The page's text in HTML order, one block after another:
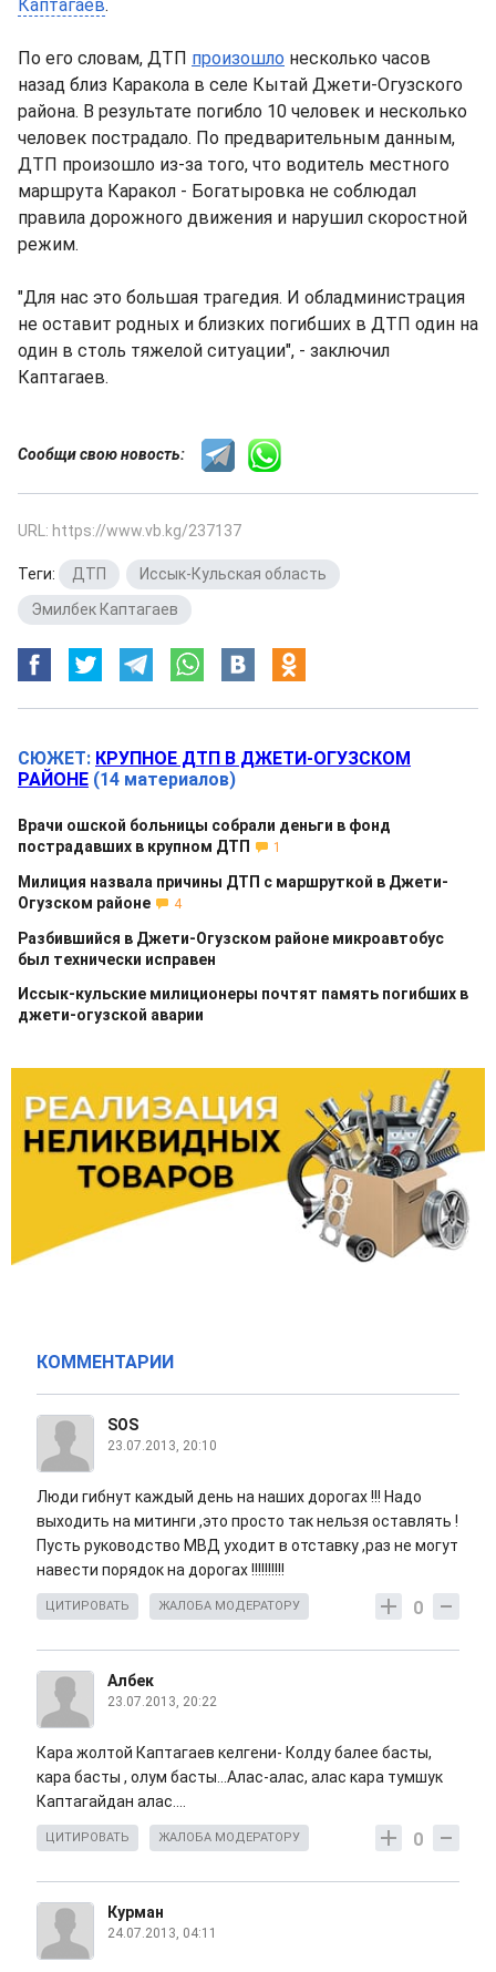
Каптагаев.
По его словам, ДТП произошло несколько часов
назад близ Каракола в селе Кытай Джети-Огузского
района. В результате погибло 10 человек и несколько
человек пострадало. По предварительным данным,
ДТП произошло из-за того, что водитель местного
маршрута Каракол - Богатыровка не соблюдал
правила дорожного движения и нарушил скоростной
режим.
"Для нас это большая трагедия. И обладминистрация
не оставит родных и близких погибших в ДТП один на
один в столь тяжелой ситуации", - заключил
Каптагаев.
Сообщи свою новость:
URL: https://www.vb.kg/237137
Теги: ДТП Иссык-Кульская область
Эмилбек Каптагаев
СЮЖЕТ: КРУПНОЕ ДТП В ДЖЕТИ-ОГУЗСКОМ
РАЙОНЕ (14 материалов)
Врачи ошской больницы собрали деньги в фонд
пострадавших в крупном ДТП
1
Милиция назвала причины ДТП с маршруткой в Джети-
Огузском районе
4
Разбившийся в Джети-Огузском районе микроавтобус
был технически исправен
Иссык-кульские милиционеры почтят память погибших в
джети-огузской аварии
КОММЕНТАРИИ
SOS
23.07.2013, 20:10
Люди гибнут каждый день на наших дорогах !!! Надо
выходить на митинги ,это просто так нельзя оставлять !
Пусть руководство МВД уходит в отставку ,раз не могут
навести порядок на дорогах !!!!!!!!!!
0
ЦИТИРОВАТЬ ЖАЛОБА МОДЕРАТОРУ
Албек
23.07.2013, 20:22
Кара жолтой Каптагаев келгени- Колду балее басты,
кара басты , олум басты...Алас-алас, алас кара тумшук
Каптагайдан алас....
0
ЦИТИРОВАТЬ ЖАЛОБА МОДЕРАТОРУ
Курман
24.07.2013, 04:11